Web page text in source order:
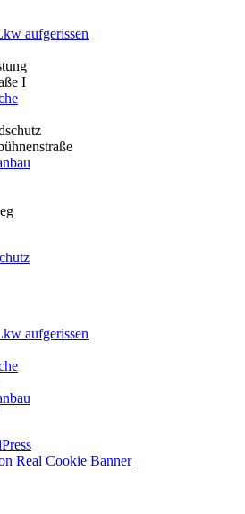
aufgerissen
I
aufgerissen
Real Cookie Banner